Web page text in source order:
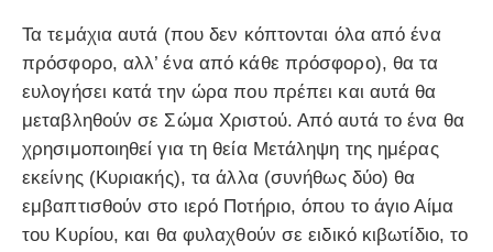
Τα τεμάχια αυτά (που δεν κόπτονται όλα από ένα
πρόσφορο, αλλ’ ένα από κάθε πρόσφορο), θα τα
ευλογήσει κατά την ώρα που πρέπει και αυτά θα
μεταβληθούν σε Σώμα Χριστού. Από αυτά το ένα θα
χρησιμοποιηθεί για τη θεία Μετάληψη της ημέρας
εκείνης (Κυριακής), τα άλλα (συνήθως δύο) θα
εμβαπτισθούν στο ιερό Ποτήριο, όπου το άγιο Αίμα
του Κυρίου, και θα φυλαχθούν σε ειδικό κιβωτίδιο, το